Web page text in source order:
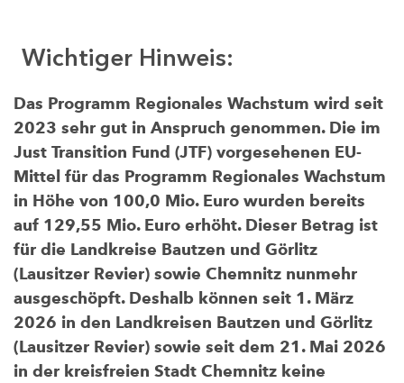
Wichtiger Hinweis:
Das Programm Regionales Wachstum wird seit
2023 sehr gut in Anspruch genommen. Die im
Just Transition Fund (JTF) vorgesehenen EU-
Mittel für das Programm Regionales Wachstum
in Höhe von 100,0 Mio. Euro wurden bereits
auf 129,55 Mio. Euro erhöht. Dieser Betrag ist
für die Landkreise Bautzen und Görlitz
(Lausitzer Revier) sowie Chemnitz nunmehr
ausgeschöpft. Deshalb können seit 1. März
2026 in den Landkreisen Bautzen und Görlitz
(Lausitzer Revier) sowie seit dem 21. Mai 2026
in der kreisfreien Stadt Chemnitz keine